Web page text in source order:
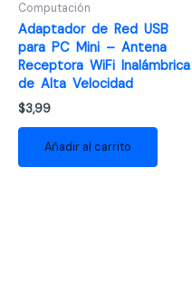
Computación
Adaptador de Red USB
para PC Mini – Antena
Receptora WiFi Inalámbrica
de Alta Velocidad
$3,99
Añadir al carrito